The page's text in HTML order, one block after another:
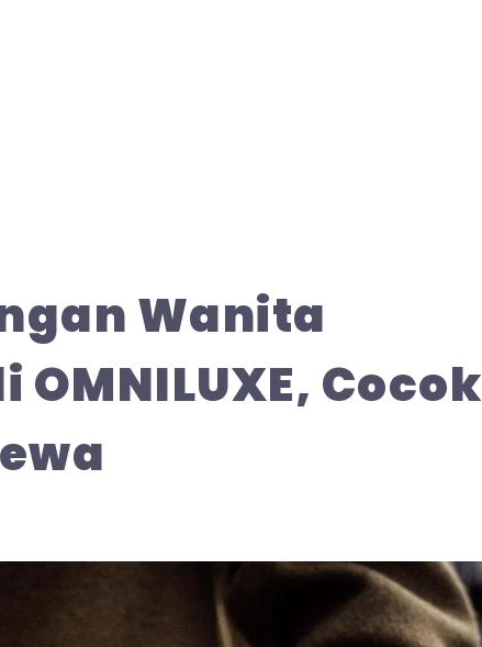
Wanita
Cocok